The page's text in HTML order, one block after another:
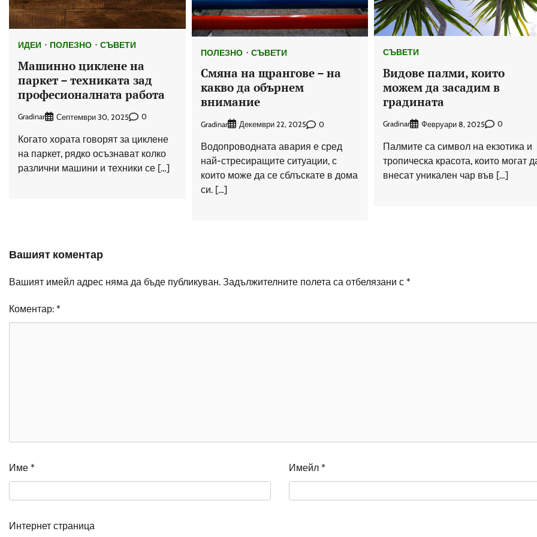
ИДЕИ ПОЛЕЗНО СЪВЕТИ
Машинно циклене на
паркет – техниката зад
професионалната работа
Gradinar Септември 30, 2025 0
Когато хората говорят за циклене
на паркет, рядко осъзнават колко
различни машини и техники се […]
ПОЛЕЗНО СЪВЕТИ
Смяна на щрангове – на
какво да обърнем
внимание
Gradinar Декември 22, 2025 0
Водопроводната авария е сред
най-стресиращите ситуации, с
които може да се сблъскате в дома
си. […]
СЪВЕТИ
Видове палми, които
можем да засадим в
градината
Gradinar Февруари 8, 2025 0
Палмите са символ на екзотика и
тропическа красота, които могат
внесат уникален чар във […]
Вашият коментар
Вашият имейл адрес няма да бъде публикуван. Задължителните полета са отбелязани с *
Коментар: *
Име * Имейл *
Интернет страница